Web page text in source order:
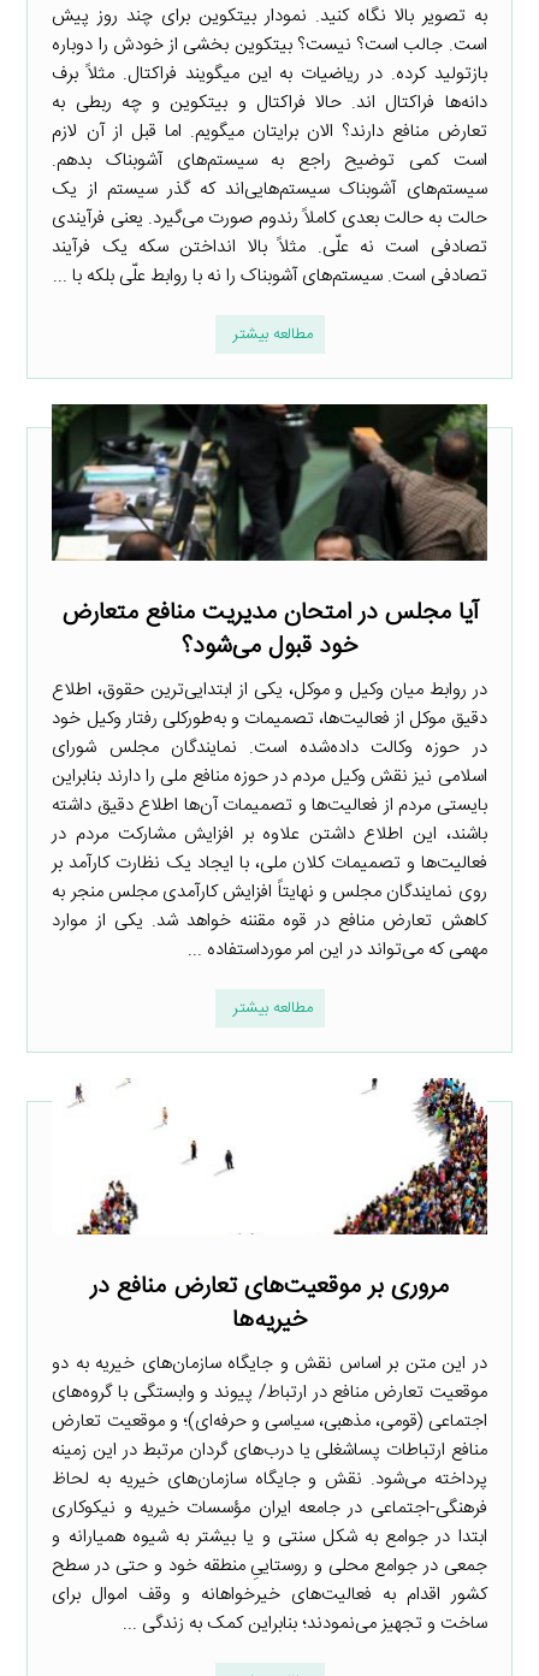
به تصویر بالا نگاه کنید. نمودار بیتکوین برای چند روز پیش
است. جالب است؟ نیست؟ بیتکوین بخشی از خودش را دوباره
بازتولید کرده. در ریاضیات به این میگویند فراکتال. مثلاً برف
دانه‌ها فراکتال اند. حالا فراکتال و بیتکوین و چه ربطی به
تعارض منافع دارند؟ الان برایتان میگویم. اما قبل از آن لازم
است کمی توضیح راجع به سیستم‌های آشوبناک بدهم.
سیستم‌های آشوبناک سیستم‌هایی‌اند که گذر سیستم از یک
حالت به حالت بعدی کاملاً رندوم صورت می‌گیرد. یعنی فرآیندی
تصادفی است نه علّی. مثلاً بالا انداختن سکه یک فرآیند
تصادفی است. سیستم‌های آشوبناک را نه با روابط علّی بلکه با ...
مطالعه بیشتر
آیا مجلس در امتحان مدیریت منافع متعارض
خود قبول می‌شود؟
در روابط میان وکیل و موکل، یکی از ابتدایی‌ترین حقوق، اطلاع
دقیق موکل از فعالیت‌ها، تصمیمات و به‌طورکلی رفتار وکیل خود
در حوزه وکالت داده‌شده است. نمایندگان مجلس شورای
اسلامی نیز نقش وکیل مردم در حوزه منافع ملی را دارند بنابراین
بایستی مردم از فعالیت‌ها و تصمیمات آن‌ها اطلاع دقیق داشته
باشند، این اطلاع داشتن علاوه بر افزایش مشارکت مردم در
فعالیت‌ها و تصمیمات کلان ملی، با ایجاد یک نظارت کارآمد بر
روی نمایندگان مجلس و نهایتاً افزایش کارآمدی مجلس منجر به
کاهش تعارض منافع در قوه مقننه خواهد شد. یکی از موارد
مهمی که می‌تواند در این امر مورداستفاده ...
مطالعه بیشتر
مروری بر موقعیت‌های تعارض منافع در
خیریه‌ها
در این متن بر اساس نقش و جایگاه سازمان‌های خیریه به دو
موقعیت تعارض منافع در ارتباط/ پیوند و وابستگی با گروه‌های
اجتماعی (قومی، مذهبی، سیاسی و حرفه‌ای)؛ و موقعیت تعارض
منافع ارتباطات پساشغلی یا درب‌های گردان مرتبط در این زمینه
پرداخته می‌شود. نقش و جایگاه سازمان‌های خیریه به لحاظ
فرهنگی-اجتماعی در جامعه ایران مؤسسات خیریه و نیکوکاری
ابتدا در جوامع به شکل سنتی و یا بیشتر به شیوه همیارانه و
جمعی در جوامع محلی و روستاییِ منطقه خود و حتی در سطح
کشور اقدام به فعالیت‌های خیرخواهانه و وقف اموال برای
ساخت و تجهیز می‌نمودند؛ بنابراین کمک به زندگی ...